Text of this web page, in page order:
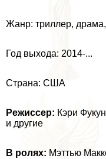
Жанр: триллер, драма,
Год выхода: 2014-...
Страна: США
Режиссер: Кэри
и другие
В ролях: Мэттью